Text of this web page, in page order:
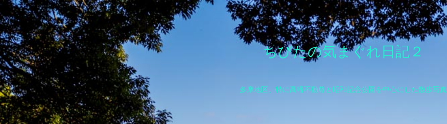
ちびたの気まぐれ日記２
多摩地区、特に高幡不動尊と昭和記念公園を中心にした散歩写真